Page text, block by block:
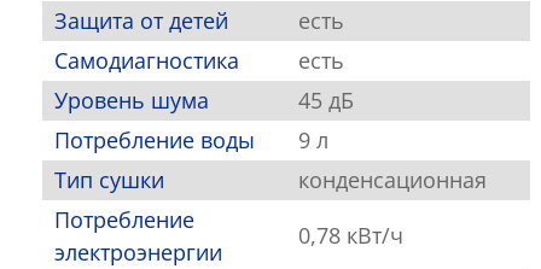
Защита от детей
есть
Самодиагностика
есть
Уровень шума
45 дБ
Потребление воды
9 л
Тип сушки
конденсационная
Потребление
электроэнергии
0,78 кВт/ч